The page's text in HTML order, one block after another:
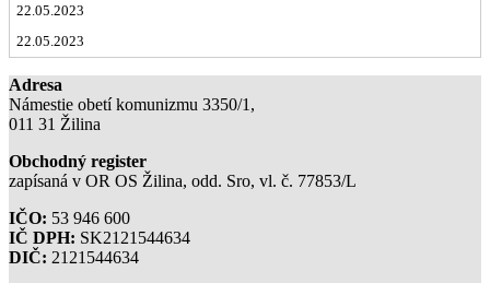
22.05.2023
22.05.2023
Adresa
Námestie obetí komunizmu 3350/1,
011 31 Žilina
Obchodný register
zapísaná v OR OS Žilina, odd. Sro, vl. č. 77853/L
IČO: 53 946 600
IČ DPH: SK2121544634
DIČ: 2121544634